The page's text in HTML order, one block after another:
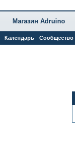
Календарь Сообщество
Магазин Adruino